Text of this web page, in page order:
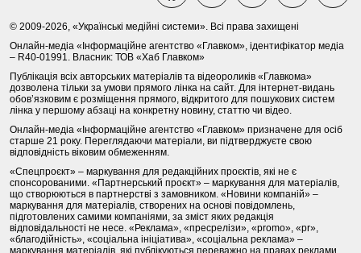
© 2009-2026, «Українські медійні системи». Всі права захищені
Онлайн-медіа «Інформаційне агентство «Главком», ідентифікатор медіа
– R40-01991. Власник: ТОВ «Хаб Главком»
Публікація всіх авторських матеріалів та відеороликів «Главкома»
дозволена тільки за умови прямого лінка на сайт. Для інтернет-видань
обов’язковим є розміщення прямого, відкритого для пошукових систем
лінка у першому абзаці на конкретну новину, статтю чи відео.
Онлайн-медіа «Інформаційне агентство «Главком» призначене для осіб
старше 21 року. Переглядаючи матеріали, ви підтверджуєте свою
відповідність віковим обмеженням.
«Спецпроєкт» – маркування для редакційних проєктів, які не є
спонсорованими. «Партнерський проєкт» – маркування для матеріалів,
що створюються в партнерстві з замовником. «Новини компаній» –
маркування для матеріалів, створених на основі повідомлень,
підготовлених самими компаніями, за зміст яких редакція
відповідальності не несе. «Реклама», «пресрелізи», «promo», «pr»,
«благодійність», «соціальна ініціатива», «соціальна реклама» –
маркування матеріалів, які публікуються переважно на правах реклами.